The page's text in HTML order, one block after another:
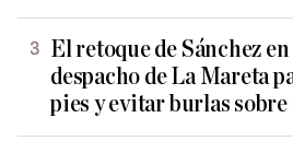
El retoque de Sánchez
despacho de La Mareta
pies y evitar burlas sobre